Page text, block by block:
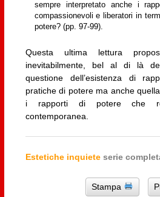
sempre interpretato anche i
compassionevoli e liberatori in
potere? (pp. 97-99).
Questa ultima lettura
inevitabilmente, bel al di là
questione dell’esistenza di
pratiche di potere ma anche
i rapporti di potere che
contemporanea.
Estetiche inquiete serie
Stampa